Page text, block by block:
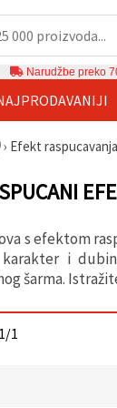
Narudžbe preko
› Efekt raspucavanja
s efektom
i
šarma.
1